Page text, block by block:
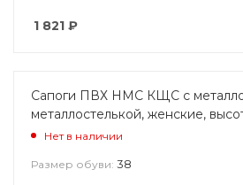
1 821 ₽
Сапоги ПВХ НМС КЩС с
металлостелькой, женские,
Нет в наличии
Размер обуви: 38